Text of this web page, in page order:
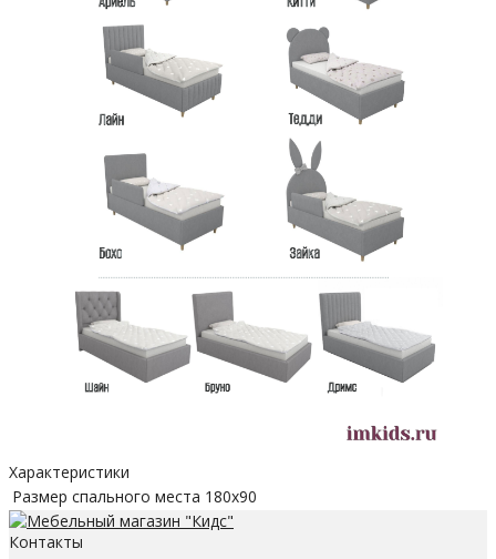
Характеристики
Размер спального места 180х90
Контакты